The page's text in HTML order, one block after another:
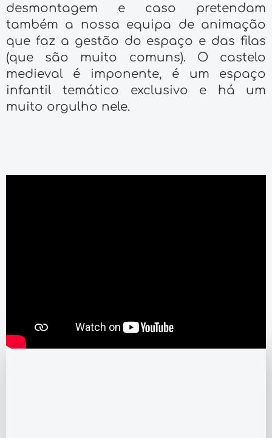
desmontagem e caso pretendam
também a nossa equipa de animação
que faz a gestão do espaço e das filas
(que são muito comuns). O castelo
medieval é imponente, é um espaço
infantil temático exclusivo e há um
muito orgulho nele.